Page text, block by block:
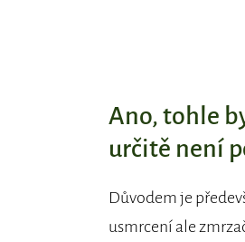
Ano, tohle
určitě není
Důvodem je
usmrcení ale